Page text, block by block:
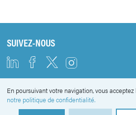
SUIVEZ-NOUS
NEWSLETTER
En poursuivant votre navigation, vous
notre politique de confidentialité.